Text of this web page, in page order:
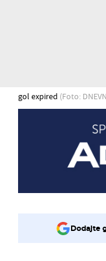
gol expired (Foto:
Dodajte